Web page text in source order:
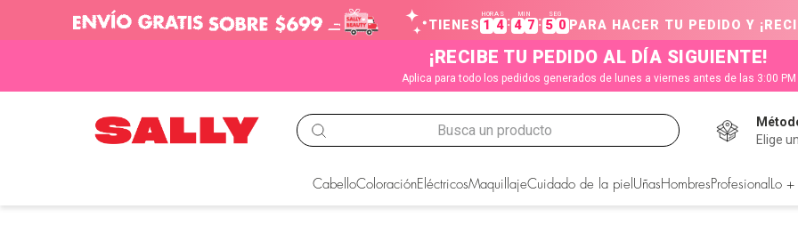
TIENES
HORAS
1 4:
MIN
4 7 :
SEG
5 0 PARA HACER TU PEDIDO Y
¡RECIBE TU PEDIDO AL DÍA SIGUIENTE!
Aplica para todo los pedidos generados de lunes a viernes antes de las 3:00 PM
Busca un producto
Elige
CabelloColoraciónEléctricosMaquillajeCuidado de la piel Uñas Hombres Profesional Lo
TÉRMINOS MÁS BUSCADOS